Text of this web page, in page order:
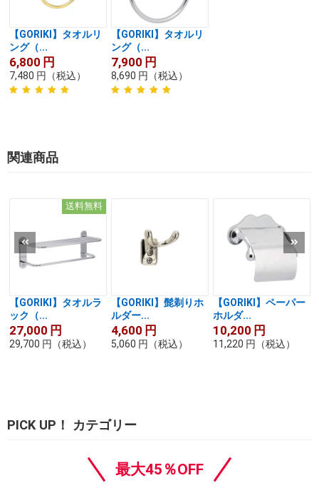
【GORIKI】タオルリ
ング（...
6,800 円
7,480 円 （税込）
【GORIKI】タオルリ
ング（...
7,900 円
8,690 円 （税込）
関連商品
送料無料
【GORIKI】タオルラ
ック（...
27,000 円
29,700 円 （税込）
【GORIKI】髭剃りホ
ルダー...
4,600 円
5,060 円 （税込）
【GORIKI】ペーパー
ホルダ...
10,200 円
11,220 円 （税込）
PICK UP！ カテゴリー
最大45％OFF